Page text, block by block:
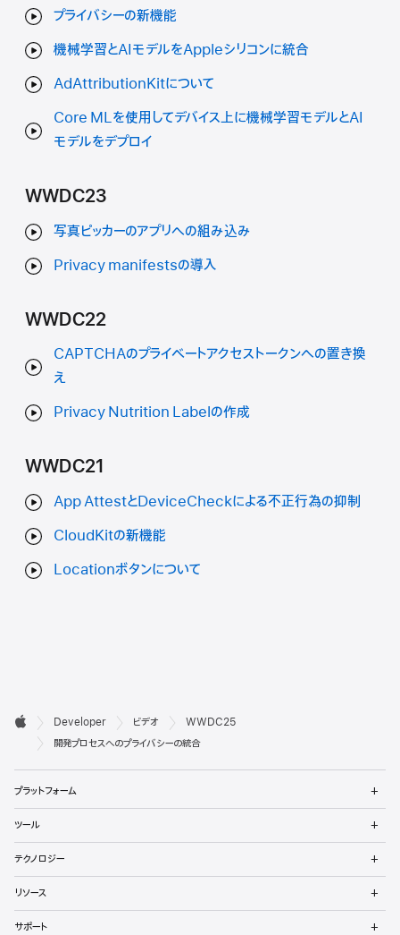
プライバシーの新機能
機械学習とAIモデルをAppleシリコンに統合
AdAttributionKitについて
Core MLを使用してデバイス上に機械学習モデルとAI
モデルをデプロイ
WWDC23
写真ピッカーのアプリへの組み込み
Privacy manifestsの導入
WWDC22
CAPTCHAのプライベートアクセストークンへの置き換
え
Privacy Nutrition Labelの作成
WWDC21
App AttestとDeviceCheckによる不正行為の抑制
CloudKitの新機能
Locationボタンについて
デ
ロ
ッ
パ
向
け
フ

Apple
Developer ビデオ
WWDC25
開発プロセスへのプライバシーの統合
プラットフォーム
ュ
を
く
ツール
ュ
を
く
テクノロジー
ュ
を
リソース
ュ
サポート